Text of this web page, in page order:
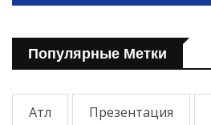
Популярные Метки
Атл Презентация